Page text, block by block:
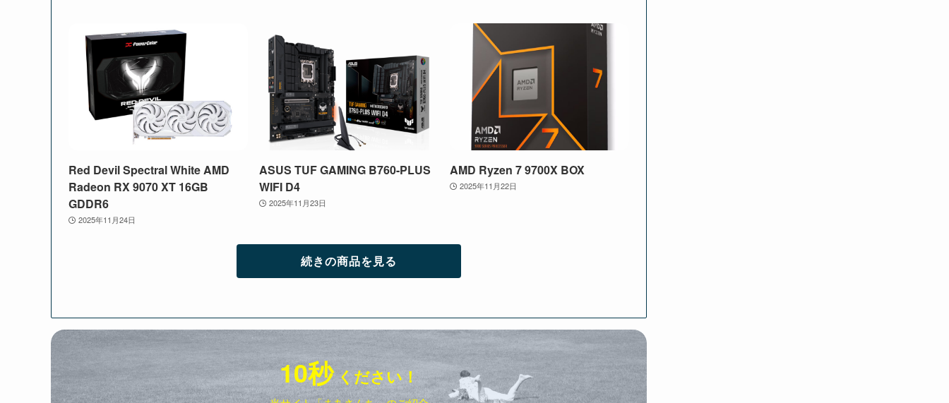
Red Devil Spectral White AMD
Radeon RX 9070 XT 16GB
GDDR6
2025年11月24日
ASUS TUF GAMING B760-PLUS
WIFI D4
2025年11月23日
AMD Ryzen 7 9700X BOX
2025年11月22日
続きの商品を見る
10秒ください！